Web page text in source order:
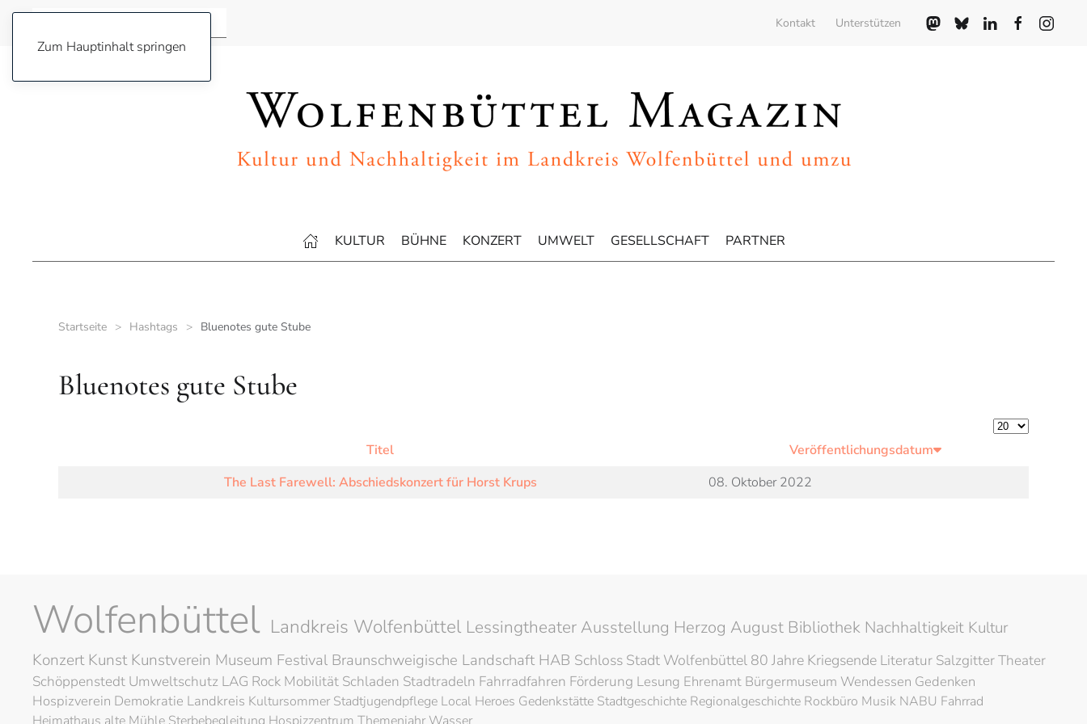
Zum Hauptinhalt springen
Kontakt Unterstützen
KULTUR BÜHNE KONZERT UMWELT GESELLSCHAFT PARTNER
Startseite Hashtags Bluenotes gute Stube
Bluenotes gute Stube
Anzeige #
Titel
Veröffentlichungsdatum
The Last Farewell: Abschiedskonzert für Horst Krups
08. Oktober 2022
Wolfenbüttel Landkreis Wolfenbüttel Lessingtheater Ausstellung Herzog August Bibliothek Nachhaltigkeit Kultur
KonzertKunstKunstverein Museum Festival Braunschweigische Landschaft HAB Schloss Stadt Wolfenbüttel 80 Jahre Kriegsende Literatur SalzgitterTheater
Schöppenstedt Umweltschutz LAG Rock Mobilität Schladen Stadtradeln Fahrradfahren Förderung Lesung Ehrenamt Bürgermuseum Wendessen Gedenken
Hospizverein Demokratie Landkreis KultursommerStadtjugendpflege Local Heroes Gedenkstätte Stadtgeschichte Regionalgeschichte Rockbüro Musik NABU Fahrrad